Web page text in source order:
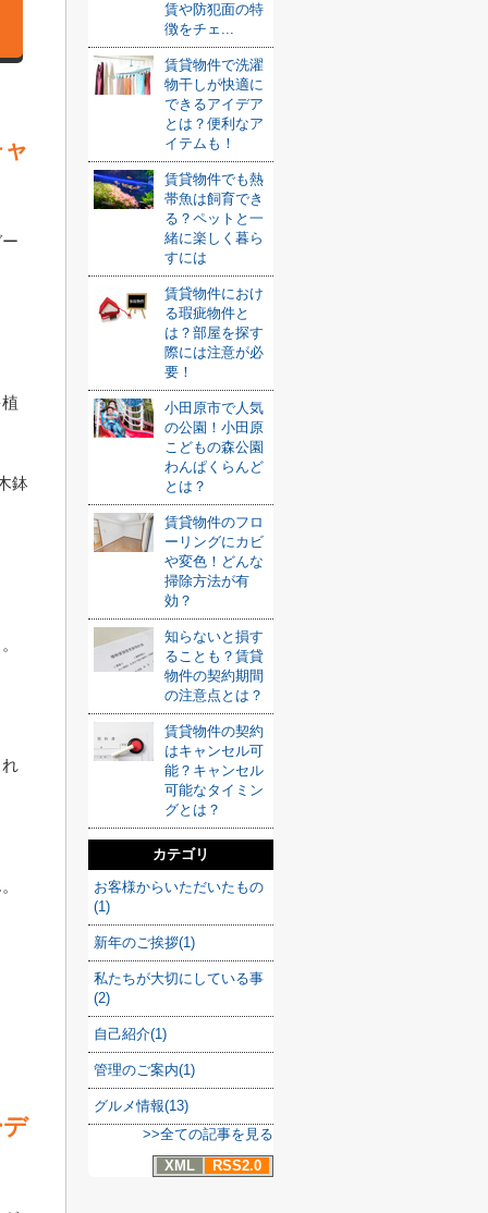
鉢
賃や防犯面の特
徴をチェ...
賃貸物件で洗濯
物干しが快適に
できるアイデア
とは？便利なア
イテムも！
賃貸物件でも熱
帯魚は飼育でき
る？ペットと一
緒に楽しく暮ら
すには
賃貸物件におけ
る瑕疵物件と
は？部屋を探す
際には注意が必
要！
小田原市で人気
の公園！小田原
こどもの森公園
わんぱくらんど
とは？
賃貸物件のフロ
ーリングにカビ
や変色！どんな
掃除方法が有
効？
知らないと損す
ることも？賃貸
物件の契約期間
の注意点とは？
賃貸物件の契約
はキャンセル可
能？キャンセル
可能なタイミン
グとは？
カテゴリ
お客様からいただいたもの
(1)
新年のご挨拶(1)
私たちが大切にしている事
(2)
自己紹介(1)
管理のご案内(1)
グルメ情報(13)
>>全ての記事を見る
XML
RSS2.0